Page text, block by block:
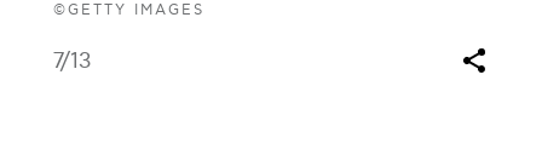
©GETTY IMAGES
7/13